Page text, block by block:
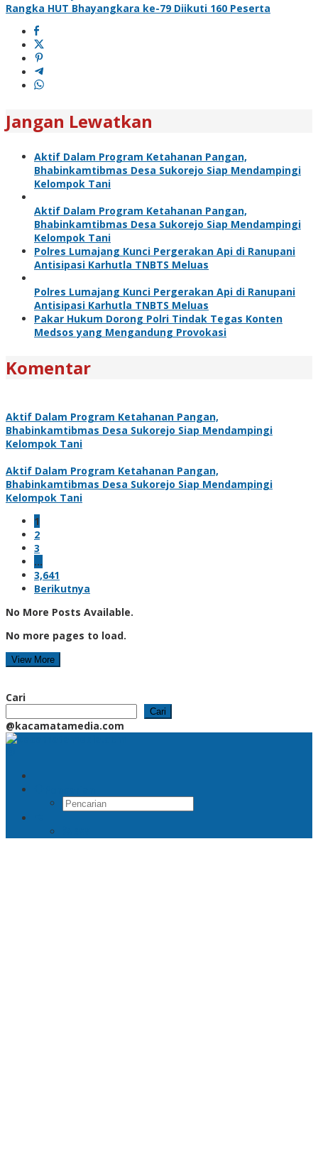
Rangka HUT Bhayangkara ke-79 Diikuti 160 Peserta
Jangan Lewatkan
Aktif Dalam Program Ketahanan Pangan,
Bhabinkamtibmas Desa Sukorejo Siap Mendampingi
Kelompok Tani
Aktif Dalam Program Ketahanan Pangan,
Bhabinkamtibmas Desa Sukorejo Siap Mendampingi
Kelompok Tani
Polres Lumajang Kunci Pergerakan Api di Ranupani
Antisipasi Karhutla TNBTS Meluas
Polres Lumajang Kunci Pergerakan Api di Ranupani
Antisipasi Karhutla TNBTS Meluas
Pakar Hukum Dorong Polri Tindak Tegas Konten
Medsos yang Mengandung Provokasi
Komentar
Aktif Dalam Program Ketahanan Pangan,
Bhabinkamtibmas Desa Sukorejo Siap Mendampingi
Kelompok Tani
Aktif Dalam Program Ketahanan Pangan,
Bhabinkamtibmas Desa Sukorejo Siap Mendampingi
Kelompok Tani
1
2
3
…
3,641
Berikutnya
No More Posts Available.
No more pages to load.
View More
Cari
Cari
@kacamatamedia.com